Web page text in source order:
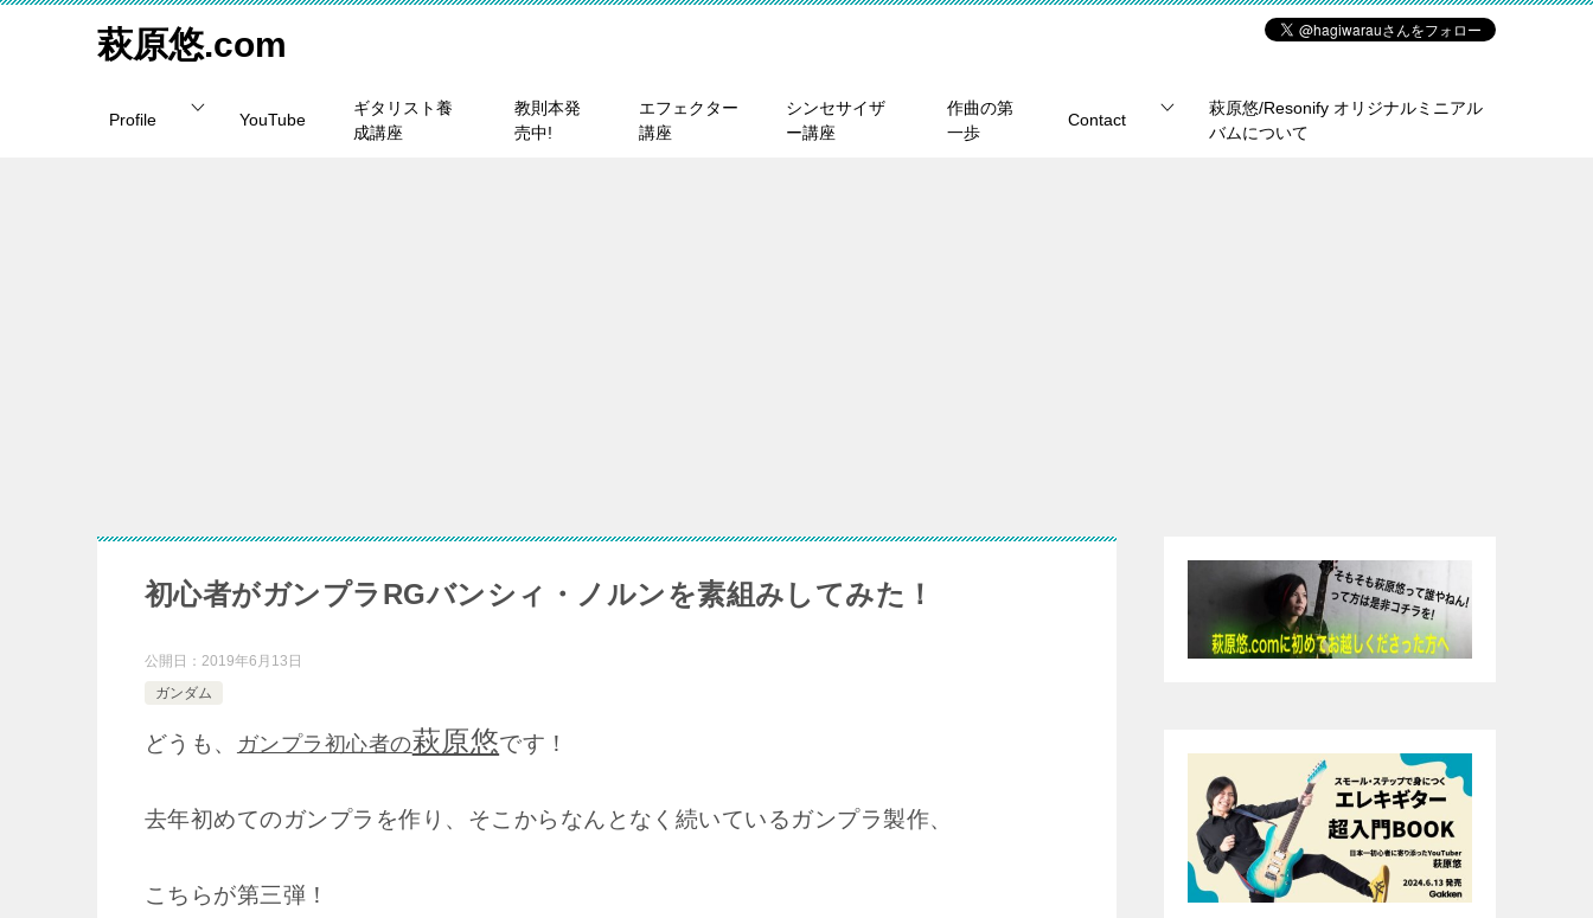
萩原悠.com
Profile YouTube
ギタリスト養
成講座
教則本発
売中!
エフェクター
講座
シンセサイザ
ー講座
作曲の第
一歩
Contact
萩原悠/Resonify オリジナルミニアル
バムについて
初心者がガンプラRGバンシィ・ノルンを素組みしてみた！
公開日： 2019年6月13日
ガンダム
どうも、 ガンプラ初心者の萩原悠です！
去年初めてのガンプラを作り、そこからなんとなく続いているガンプラ製作、
こちらが第三弾！